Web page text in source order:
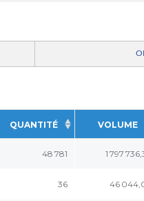
QUANTITÉ VOLUME
48 781 1 797
36 46